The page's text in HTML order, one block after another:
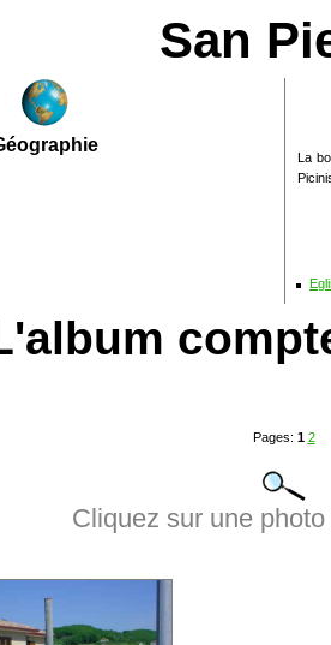
San
La
Pages: 1 2
Cliquez sur une